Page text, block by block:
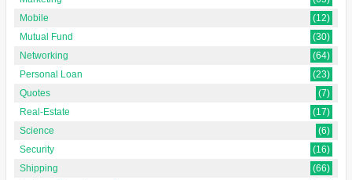
Mobile
(12)
Mutual Fund
(30)
Networking
(64)
Personal Loan
(23)
Quotes
(7)
Real-Estate
(17)
Science
(6)
Security
(16)
Shipping
(66)